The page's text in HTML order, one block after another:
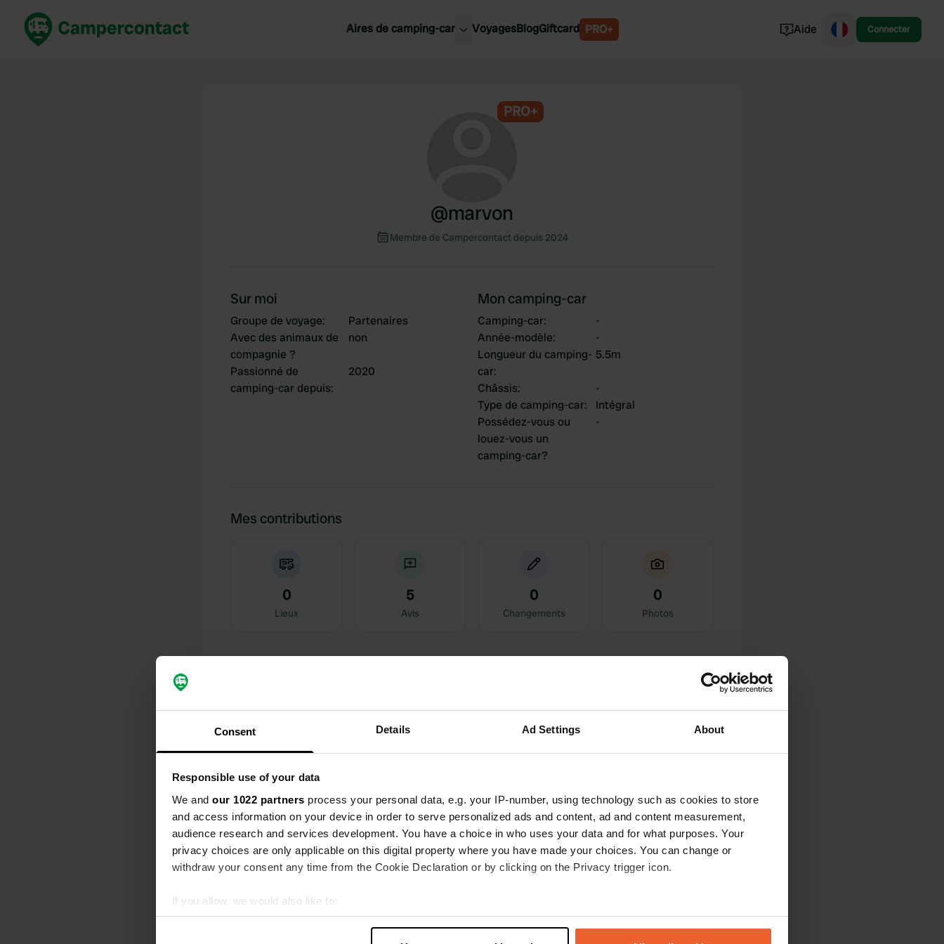
Consent Details Ad Settings About
Responsible use of your data
We and our 1022 partners process your personal data, e.g. your IP-number, using technology such as cookies to store
and access information on your device in order to serve personalized ads and content, ad and content measurement,
audience research and services development. You have a choice in who uses your data and for what purposes. Your
privacy choices are only applicable on this digital property where you have made your choices. You can change or
withdraw your consent any time from the Cookie Declaration or by clicking on the Privacy trigger icon.
If you allow, we would also like to:
Collect information about your geographical location which can be accurate to within several meters
Aires de camping-car VoyagesBlogGiftcard PRO+ Aide Connecter
PRO+
@marvon
Membre de Campercontact depuis 2024
Sur moi
Groupe de voyage:
Partenaires
Avec des animaux de
compagnie ?
non
Passionné de
camping-car depuis:
2020
Mon camping-car
Camping-car:
-
Année-modèle:
-
Longueur du camping-
car:
5.5m
Châssis:
-
Type de camping-car:
Intégral
Possédez-vous ou
louez-vous un
camping-car?
-
Mes contributions
0
Lieux
5
Avis
0
Changements
0
Photos
il y a environ 2 mois
Sitecode:49340
accueillant, bonne cuisine, cadre magnifique (idéal pour le vélo). Petite épicerie à proximité avec les
produits de première nécessité. Super !
Traduit par GoogleAfficher l'original
J'ai évalué un lieu—il y a environ 1 an
Sitecode:96066
campeurs, le restaurant n'ouvre que tard dans la saison.
Traduit par GoogleAfficher l'original